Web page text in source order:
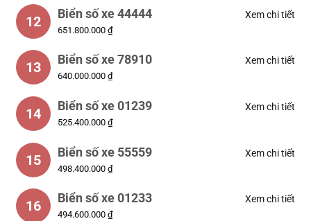
12 Biển số xe 44444
651.800.000 ₫
Xem chi tiết
13 Biển số xe 78910
640.000.000 ₫
Xem chi tiết
14 Biển số xe 01239
525.400.000 ₫
Xem chi tiết
15 Biển số xe 55559
498.400.000 ₫
Xem chi tiết
16 Biển số xe 01233
494.600.000 ₫
Xem chi tiết